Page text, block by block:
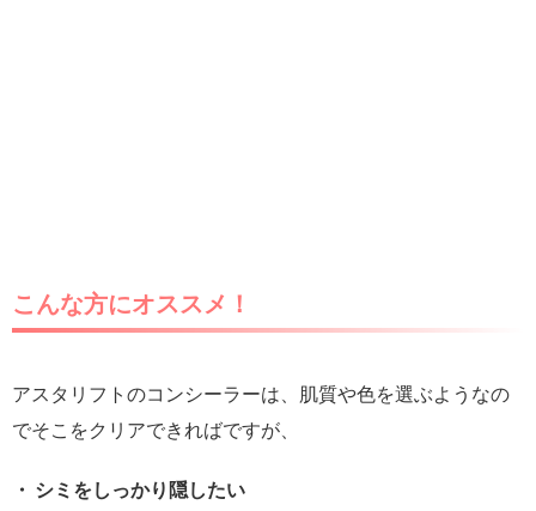
こんな方にオススメ！
アスタリフトのコンシーラーは、肌質や色を選ぶようなの
でそこをクリアできればですが、
・ シミをしっかり隠したい